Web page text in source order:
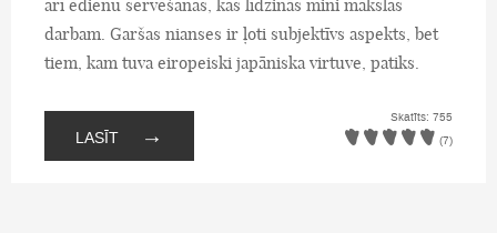
arī ēdienu servēšanas, kas līdzinās mini mākslas
darbam. Garšas nianses ir ļoti subjektīvs aspekts, bet
tiem, kam tuva eiropeiski japāniska virtuve, patiks.
LASĪT →
Skatīts: 755
(7)